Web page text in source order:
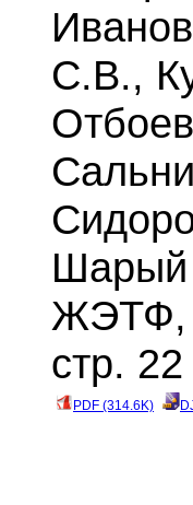
С.В.,
ЖЭТФ,
стр. 22
PDF (314.6K)